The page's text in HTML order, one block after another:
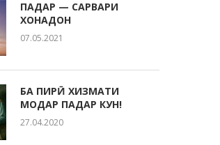
ПАДАР — САРВАРИ
ХОНАДОН
07.05.2021
БА ПИРӢ ХИЗМАТИ
МОДАР ПАДАР КУН!
27.04.2020